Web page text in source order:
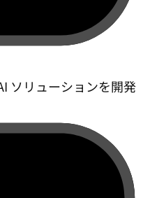
ソリューションを開発